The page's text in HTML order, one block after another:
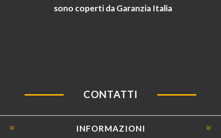
sono coperti da Garanzia Italia
CONTATTI
INFORMAZIONI